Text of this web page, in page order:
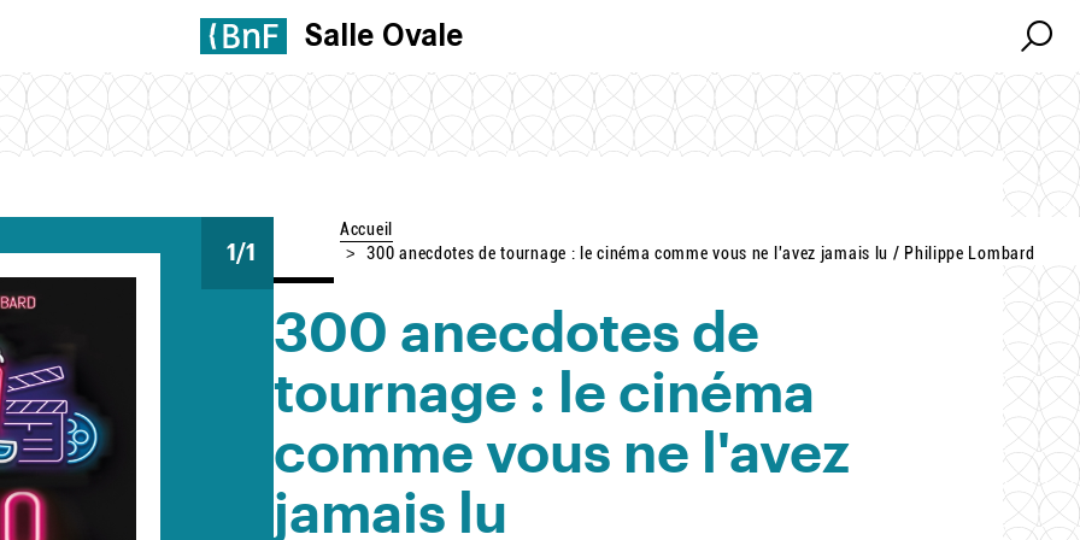
Salle Ovale Search
Search
Accueil
300 anecdotes de tournage : le cinéma comme vous ne l'avez jamais lu / Philippe Lombard
1/1
300 anecdotes de
tournage : le cinéma
comme vous ne l'avez
jamais lu